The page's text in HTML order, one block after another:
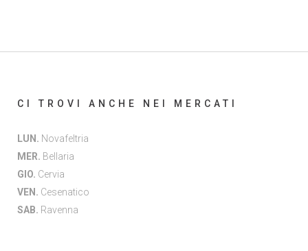
CI TROVI ANCHE NEI MERCATI
LUN. Novafeltria
MER. Bellaria
GIO. Cervia
VEN. Cesenatico
SAB. Ravenna